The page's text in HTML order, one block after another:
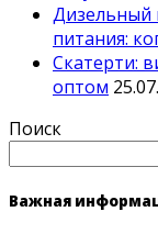
Дизельный
питания:
Скатерти:
оптом
Поиск
Важная